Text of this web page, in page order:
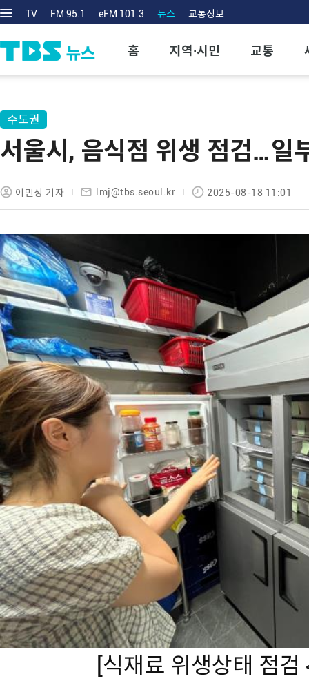
TV FM 95.1 eFM 101.3 뉴스 교통정보
홈 지역·시민 교통
수도권
서울시, 음식점 위생 점검…일
이민정 기자 lmj@tbs.seoul.kr 2025-08-18 11:01
[식재료 위생상태 점